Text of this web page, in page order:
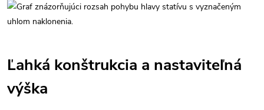
Ľahká konštrukcia a nastaviteľná
výška